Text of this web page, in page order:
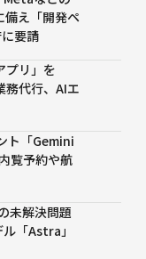
備え「開発ペ
要請
リ」を
代行、AIエ
ト「Gemini
覧予約や航
未解決問題
「Astra」